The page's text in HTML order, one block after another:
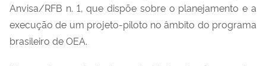
Anvisa/RFB n. 1, que dispõe sobre o planejamento e a
execução de um projeto-piloto no âmbito do programa
brasileiro de OEA.